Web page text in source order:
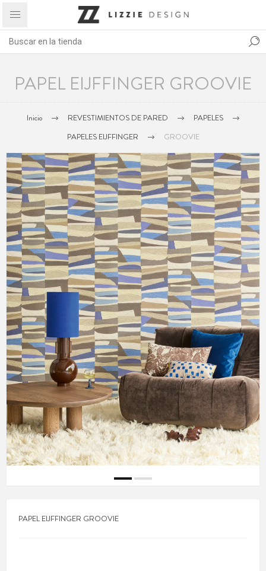
PAPEL EIJFFINGER GROOVIE
Inicio REVESTIMIENTOS DE PARED
PAPELES
PAPELES EIJFFINGER
GROOVIE
PAPEL EIJFFINGER GROOVIE